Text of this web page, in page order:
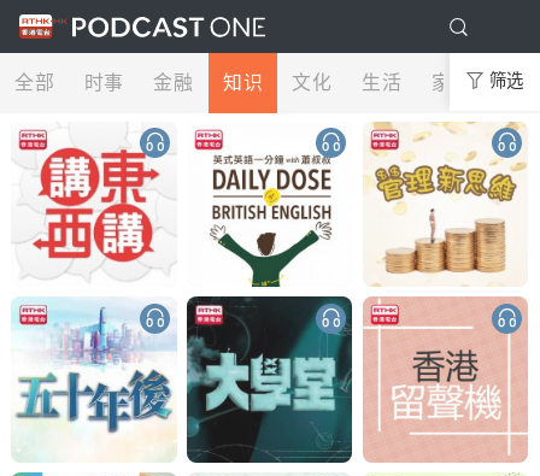
全部 时事 金融 知识 文化 生活 家庭 娱乐
筛选